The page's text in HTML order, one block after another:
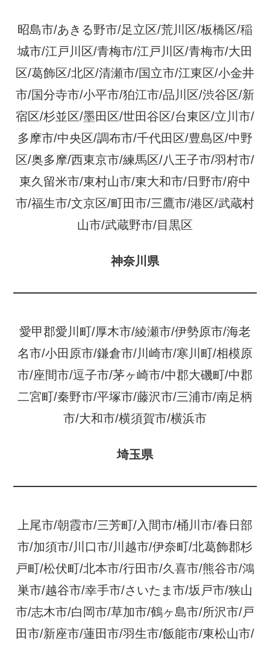
昭島市/あきる野市/足立区/荒川区/板橋区/稲
城市/江戸川区/青梅市/江戸川区/青梅市/大田
区/葛飾区/北区/清瀬市/国立市/江東区/小金井
市/国分寺市/小平市/狛江市/品川区/渋谷区/新
宿区/杉並区/墨田区/世田谷区/台東区/立川市/
多摩市/中央区/調布市/千代田区/豊島区/中野
区/奥多摩/西東京市/練馬区/八王子市/羽村市/
東久留米市/東村山市/東大和市/日野市/府中
市/福生市/文京区/町田市/三鷹市/港区/武蔵村
山市/武蔵野市/目黒区
神奈川県
愛甲郡愛川町/厚木市/綾瀬市/伊勢原市/海老
名市/小田原市/鎌倉市/川崎市/寒川町/相模原
市/座間市/逗子市/茅ヶ崎市/中郡大磯町/中郡
二宮町/秦野市/平塚市/藤沢市/三浦市/南足柄
市/大和市/横須賀市/横浜市
埼玉県
上尾市/朝霞市/三芳町/入間市/桶川市/春日部
市/加須市/川口市/川越市/伊奈町/北葛飾郡杉
戸町/松伏町/北本市/行田市/久喜市/熊谷市/鴻
巣市/越谷市/幸手市/さいたま市/坂戸市/狭山
市/志木市/白岡市/草加市/鶴ヶ島市/所沢市/戸
田市/新座市/蓮田市/羽生市/飯能市/東松山市/